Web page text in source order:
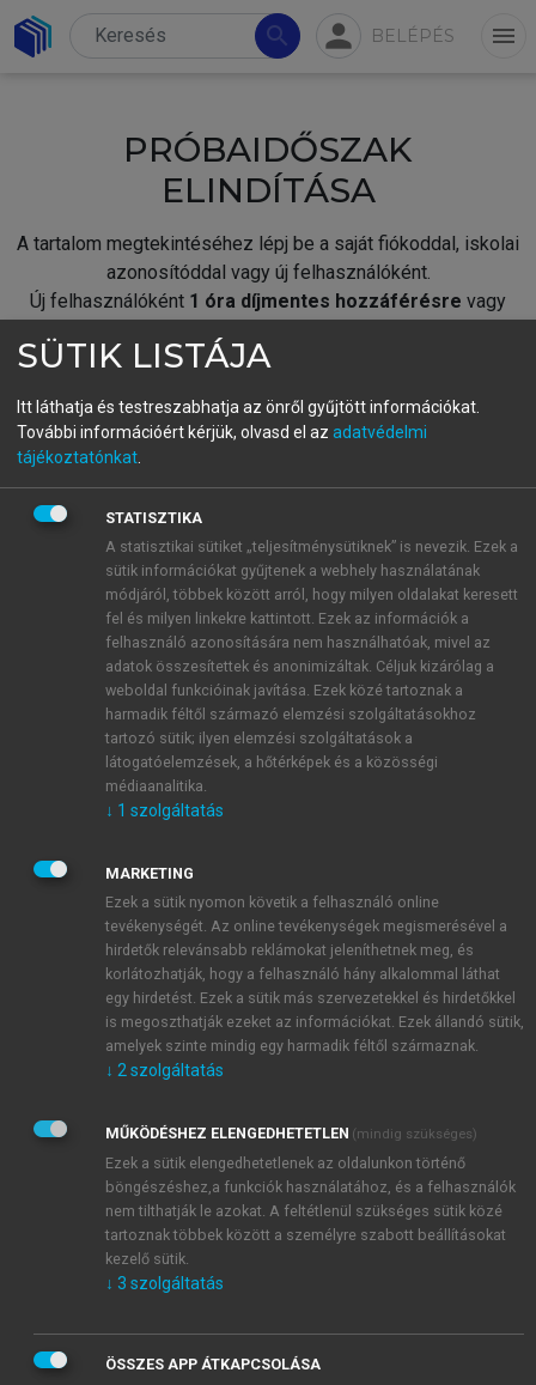
search person BELÉPÉS menu
PRÓBAIDŐSZAK
ELINDÍTÁSA
A tartalom megtekintéséhez lépj be a saját fiókoddal, iskolai
azonosítóddal vagy új felhasználóként.
Új felhasználóként 1 óra díjmentes hozzáférésre vagy
fiókoddal,vagy hozz létre új fiókot.
A regisztráció után apróbaidőszakautomatikusan
BELÉPÉS SAJÁT FIÓKKAL
ÚJ FIÓK LÉTREHOZÁSA
1 óra díjmentes hozzáférés
E-MAIL-CÍM
JELSZÓ
JELSZÓ ÚJRA
Kérek értesítést a MeRSZ újdonságairól, akcióiról.
Kérek értesítést az Akadémiai Kiadó Zrt. újdonságairól,
Adatkezelési tájékoztatóbanfoglaltakat tudomásul
veszem és elfogadom.
Általános vásárlási feltételeket, valamint a szotar.netés a
mersz.huoldalak licencszerződéseiben foglaltakat
tudomásul veszem és elfogadom.
KIPRÓBÁLOM
SÜTIK LISTÁJA
Itt láthatja és testreszabhatja az önről gyűjtött információkat.
További információért kérjük, olvasd el az adatvédelmi
tájékoztatónkat
STATISZTIKA
A statisztikai sütiket „teljesítménysütiknek” is nevezik. Ezek a
sütik információkat gyűjtenek a webhely használatának
módjáról, többek között arról, hogy milyen oldalakat keresett
fel és milyen linkekre kattintott. Ezek az információk a
felhasználó azonosítására nem használhatóak, mivel az
adatok összesítettek és anonimizáltak. Céljuk kizárólag a
weboldal funkcióinak javítása. Ezek közé tartoznak a
harmadik féltől származó elemzési szolgáltatásokhoz
tartozó sütik; ilyen elemzési szolgáltatások a
látogatóelemzések, a hőtérképek és a közösségi
médiaanalitika.
↓ 1 szolgáltatás
MARKETING
Ezek a sütik nyomon követik a felhasználó online
tevékenységét. Az online tevékenységek megismerésével a
hirdetők relevánsabb reklámokat jeleníthetnek meg, és
korlátozhatják, hogy a felhasználó hány alkalommal láthat
egy hirdetést. Ezek a sütik más szervezetekkel és hirdetőkkel
is megoszthatják ezeket az információkat. Ezek állandó sütik,
amelyek szinte mindig egy harmadik féltől származnak.
↓ 2 szolgáltatás
MŰKÖDÉSHEZ ELENGEDHETETLEN (mindig szükséges)
Ezek a sütik elengedhetetlenek az oldalunkon történő
böngészéshez,a funkciók használatához, és a felhasználók
nem tilthatják le azokat. A feltétlenül szükséges sütik közé
tartoznak többek között a személyre szabott beállításokat
kezelő sütik.
↓ 3 szolgáltatás
ÖSSZES APP ÁTKAPCSOLÁSA